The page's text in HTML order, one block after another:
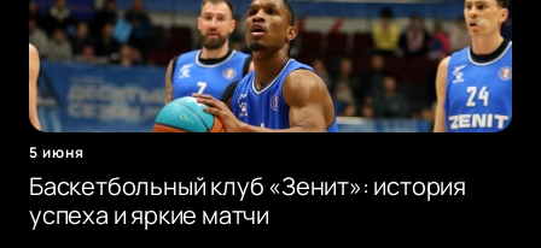
5 июня
Баскетбольный клуб «Зенит»: история
успеха и яркие матчи